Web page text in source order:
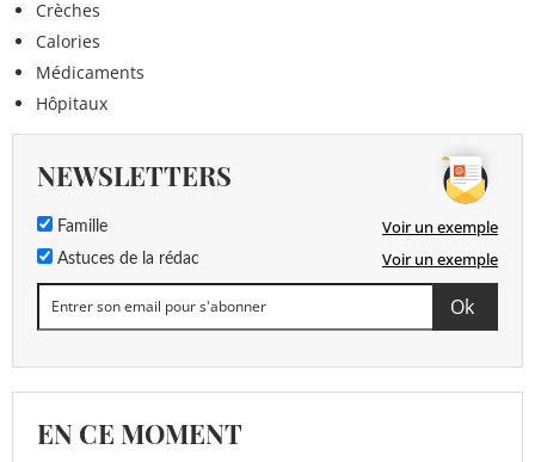
Crèches
Calories
Médicaments
Hôpitaux
NEWSLETTERS
Famille Voir un exemple
Astuces de la rédac Voir un exemple
EN CE MOMENT